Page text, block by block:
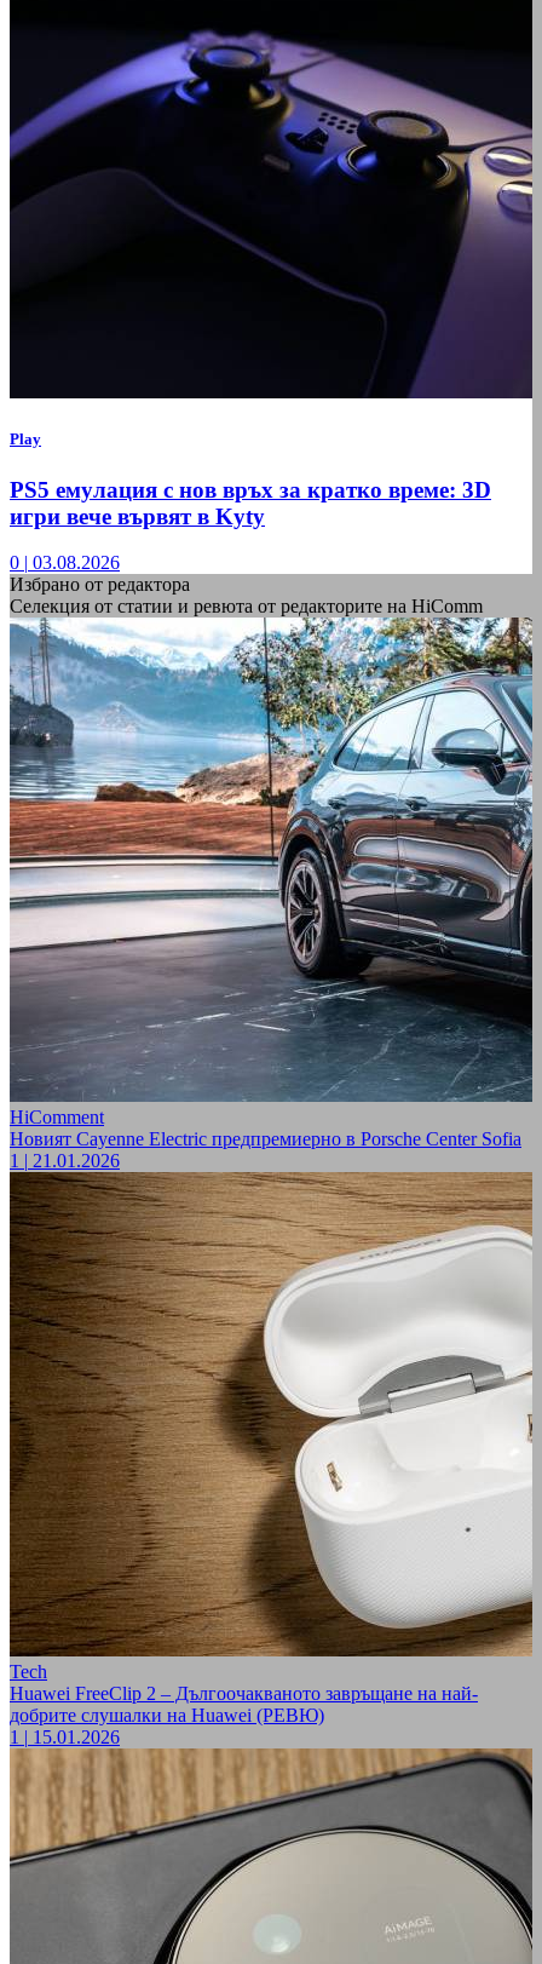
Play
PS5 емулация с нов връх за кратко време: 3D
игри вече вървят в Kyty
0 | 03.08.2026
Избрано от редактора
Селекция от статии и ревюта от редакторите на HiComm
HiComment
Новият Cayenne Electric предпремиерно в Porsche Center Sofia
1 | 21.01.2026
Tech
Huawei FreeClip 2 – Дългоочакваното завръщане на най-
добрите слушалки на Huawei (РЕВЮ)
1 | 15.01.2026